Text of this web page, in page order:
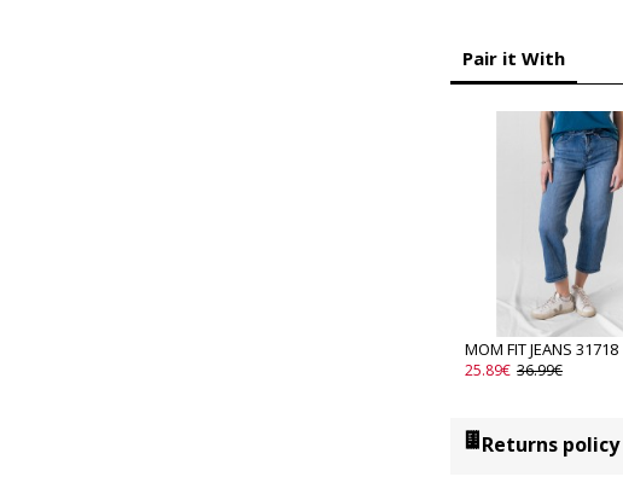
Returns policy
Pair it With
MOM FIT JEANS 31718
25.89€ 36.99€